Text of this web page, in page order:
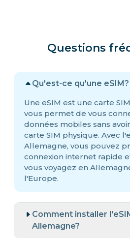
Questions
Qu'est-ce qu'une eSIM?
Une eSIM est une carte
vous permet de vous
données mobiles sans
carte SIM physique. Avec
Allemagne, vous pouvez
connexion internet rapide
vous voyagez en
l'Europe.
Comment installer
Allemagne?